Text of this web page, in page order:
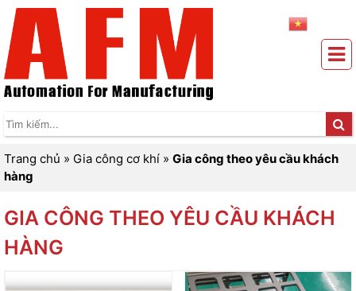
Trang chủ » Gia công cơ khí » Gia công theo yêu cầu khách
hàng
GIA CÔNG THEO YÊU CẦU KHÁCH
HÀNG